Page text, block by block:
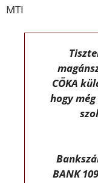
MTI
CÖKA
hogy
BANK